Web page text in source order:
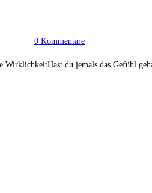
0 Kommentare
WirklichkeitHast du jemals das Gefühl